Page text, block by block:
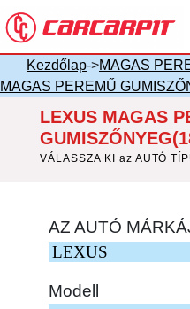
Kezdőlap->MAGAS
MAGAS PEREMŰ
LEXUS MAGAS
VÁLASSZA KI az AUTÓ
AZ AUTÓ
Modell